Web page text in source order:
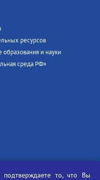
ресурсов
и науки
среда РФ»
то, что Вы